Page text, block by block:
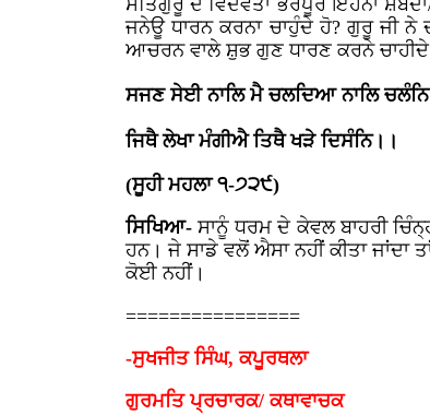
ਸਤਿਗੁਰੂ ਦੇ ਵਿਦਵਤਾ ਭਰਪੂਰ ਇਹਨਾਂ
ਜਨੇਊ ਧਾਰਨ ਕਰਨਾ ਚਾਹੁੰਦੇ ਹੋ? ਗੁਰੂ ਜੀ
ਆਚਰਨ ਵਾਲੇ ਸ਼ੁਭ ਗੁਣ ਧਾਰਣ ਕਰਨੇ
ਸਜਣ ਸੇਈ ਨਾਲਿ ਮੈ ਚਲਦਿਆ ਨਾਲਿ
ਜਿਥੈ ਲੇਖਾ ਮੰਗੀਐ ਤਿਥੈ ਖੜੇ ਦਿਸੰਨਿ।।
(ਸੂਹੀ ਮਹਲਾ ੧-੭੨੯)
ਸਿਖਿਆ-ਸਾਨੂੰ ਧਰਮ ਦੇ ਕੇਵਲ ਬਾਹਰੀ
ਹਨ। ਜੇ ਸਾਡੇ ਵਲੋਂ ਐਸਾ ਨਹੀਂ ਕੀਤਾ
ਕੋਈ ਨਹੀਂ।
================
-ਸੁਖਜੀਤ ਸਿੰਘ, ਕਪੂਰਥਲਾ
ਗੁਰਮਤਿ ਪ੍ਰਚਾਰਕ/ ਕਥਾਵਾਚਕ